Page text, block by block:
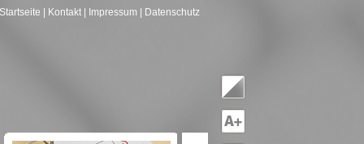
Startseite | Kontakt | Impressum | Datenschutz